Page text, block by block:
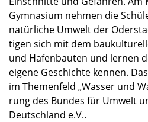
Gymnasium nehmen die
natür­li­che Umwelt der
ti­gen sich mit dem
und Hafen­bau­ten und lernen
eigene Geschichte kennen.
im Themen­feld „Wasser und
rung des Bundes für Umwelt
Deutsch­land e.V..